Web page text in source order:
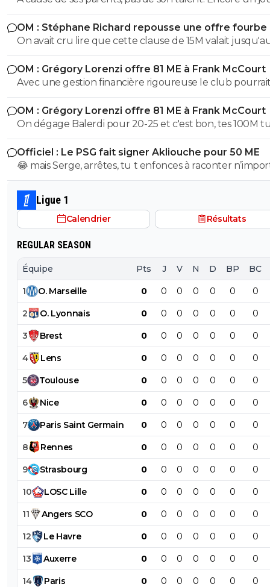
avec entourage nocif.
OM : Stéphane Richard repousse une offre fourbe
Aguerd
On avait cru lire que cette clause de 15M valait
juillet. ?
OM : Grégory Lorenzi offre 81 ME à Frank McCourt
Avec une gestion financière rigoureuse le club
envisager une capitalisation supérieure au 1,2 milliards
comme base de négociation avec l’Arabie Saoudite!
OM : Grégory Lorenzi offre 81 ME à Frank McCourt
On dégage Balerdi pour 20-25 et c'est bon, tes 100M tu les
as. Faut quand-même virer kondogbia avec sa charrette et
ses 500K mensuels, ça ne sera pas une perte.. Du coup, on
pourra garder Aguerd, Hojberg weah, Emerson, Paixao et
Gouiri, ce qui fait 1 joueur expérimenté par poste. Si Lorenzi
nous fait un recrutement malin , on pourrait faire une
potable.
Officiel : Le PSG fait signer Akliouche pour 50 ME
😂 mais Serge, arrêtes, tu t enfonces à raconter
quoi, tu supposes de la merde, ça fait un peu plus de 2
que Paris suit akliouche et c est pour ça qu il ne
Paris après Monaco. Paris le prend cet été car il était
trop cher l été dernier, qu une place s est libérée avec
avec des stats de plus de 20 passes et plus de 10 buts
matchs, sans parler de sa dernière campagne de ldc
plutôt très bien joué.
Ligue 1
Calendrier Résultats
REGULAR SEASON
Équipe Pts J V N D BP BC
1 O. Marseille 0 0 0 0 0 0 0
2 O. Lyonnais 0 0 0 0 0 0 0
3 Brest 0 0 0 0 0 0 0
4 Lens 0 0 0 0 0 0 0
5 Toulouse 0 0 0 0 0 0 0
6 Nice 0 0 0 0 0 0 0
7 Paris Saint Germain 0 0 0 0 0 0 0
8 Rennes 0 0 0 0 0 0 0
9 Strasbourg 0 0 0 0 0 0 0
10 LOSC Lille 0 0 0 0 0 0 0
11 Angers SCO 0 0 0 0 0 0 0
12 Le Havre 0 0 0 0 0 0 0
13 Auxerre 0 0 0 0 0 0 0
14 Paris 0 0 0 0 0 0 0